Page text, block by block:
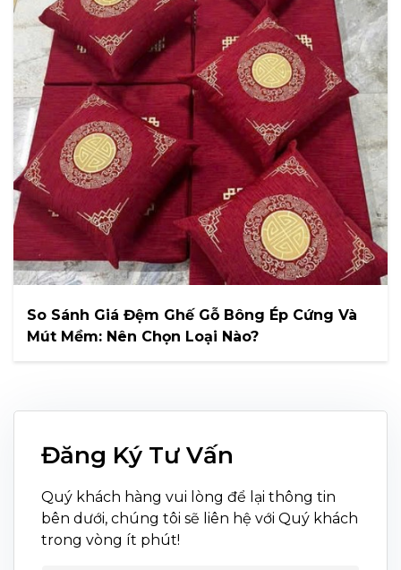
So Sánh Giá Đệm Ghế Gỗ Bông Ép Cứng Và
Mút Mềm: Nên Chọn Loại Nào?
Đăng Ký Tư Vấn
Quý khách hàng vui lòng để lại thông tin
bên dưới, chúng tôi sẽ liên hệ với Quý khách
trong vòng ít phút!